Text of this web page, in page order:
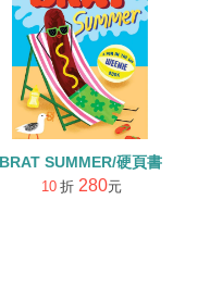
BRAT SUMMER/硬頁書
10 折 280元